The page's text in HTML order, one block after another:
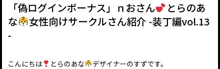
「偽ログインボーナス」ｎおさん
とらのあ
な
女性向けサークルさん紹介 -装丁編vol.13
-
こんにちは とらのあな
デザイナーのすずです。